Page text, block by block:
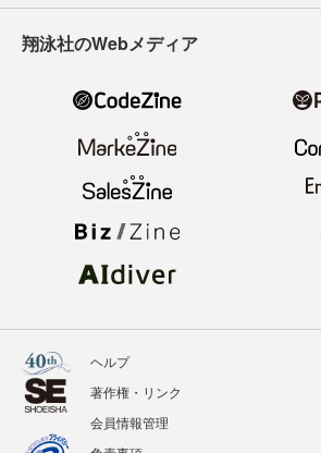
翔泳社のWebメディア
ヘルプ
著作権・リンク
会員情報管理